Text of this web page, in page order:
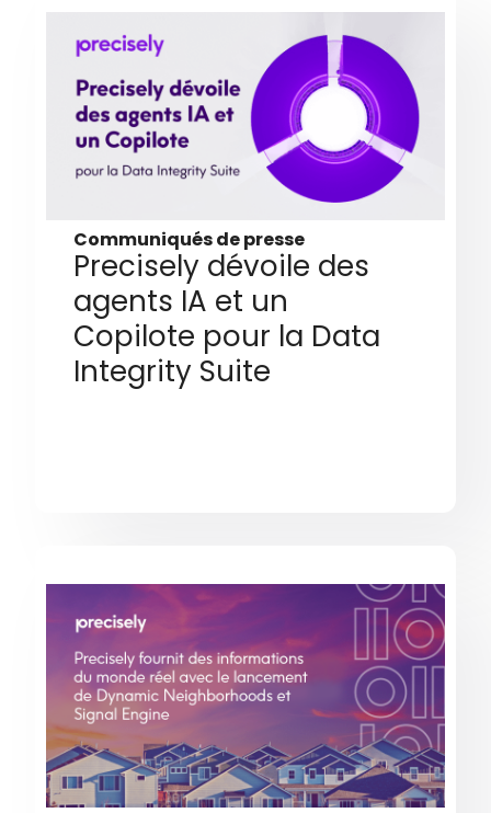
Communiqués de presse
Precisely dévoile des
agents IA et un
Copilote pour la Data
Integrity Suite